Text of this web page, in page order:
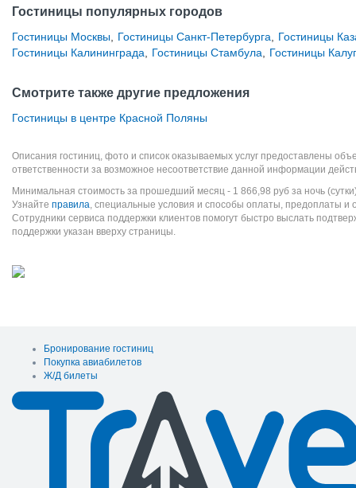
Гостиницы популярных городов
Гостиницы Москвы Гостиницы Санкт-Петербурга
Гостиницы
Гостиницы Калининграда
Гостиницы Стамбула Гостиницы
Смотрите также другие предложения
Гостиницы в центре Красной Поляны
Описания гостиниц, фото и список оказываемых услуг предоставлены
ответственности за возможное несоответствие данной информации
Минимальная стоимость за прошедший месяц - 1 866,98 руб за ночь
Узнайте правила, специальные условия и способы оплаты, предоплаты и
Сотрудники сервиса поддержки клиентов помогут быстро выслать
поддержки указан вверху страницы.
Бронирование гостиниц
Покупка авиабилетов
Ж/Д билеты